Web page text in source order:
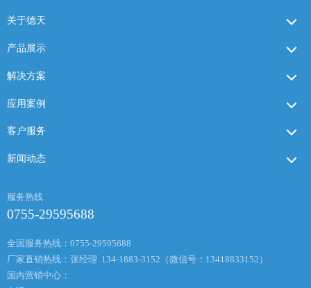
关于德天
产品展示
解决方案
应用案例
客户服务
新闻动态
服务热线
0755-29595688
全国服务热线：0755-29595688
厂家直销热线：张经理 134-1883-3152（微信号：13418833152）
国内营销中心：